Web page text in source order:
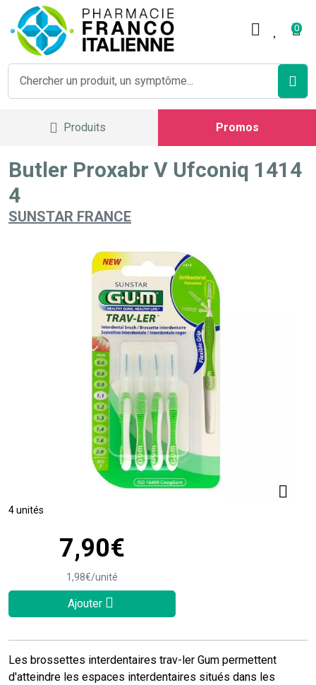
0
Produits Promos
Butler Proxabr V Ufconiq 1414
4
SUNSTAR FRANCE
4 unités
7,90€
1,98€/unité
Ajouter
Les brossettes interdentaires trav-ler Gum permettent
d'atteindre les espaces interdentaires situés dans les